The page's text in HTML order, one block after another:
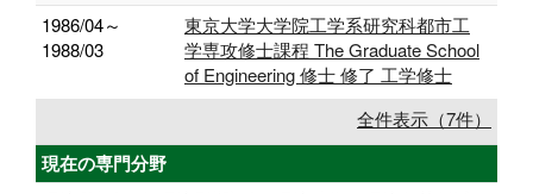
1986/04～
1988/03
東京大学大学院工学系研究科都市工
学専攻修士課程 The Graduate School
of Engineering 修士 修了 工学修士
全件表示（7件）
現在の専門分野